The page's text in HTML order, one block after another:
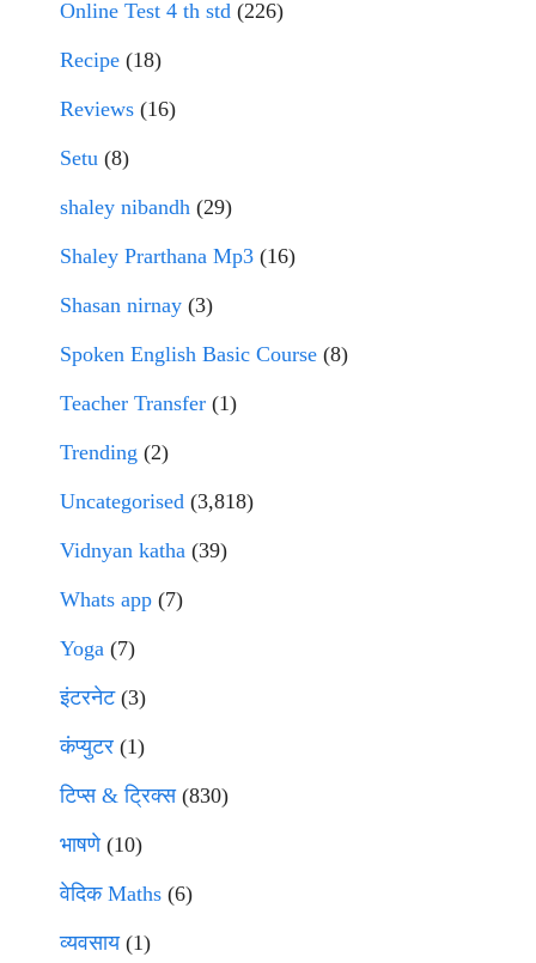
Online Test 4 th std (226)
Recipe (18)
Reviews (16)
Setu (8)
shaley nibandh (29)
Shaley Prarthana Mp3 (16)
Shasan nirnay (3)
Spoken English Basic Course (8)
Teacher Transfer (1)
Trending (2)
Uncategorised (3,818)
Vidnyan katha (39)
Whats app (7)
Yoga (7)
इंटरनेट(3)
कंप्युटर (1)
टिप्स & ट्रिक्स(830)
भाषणे(10)
वेदिक Maths (6)
व्यवसाय(1)